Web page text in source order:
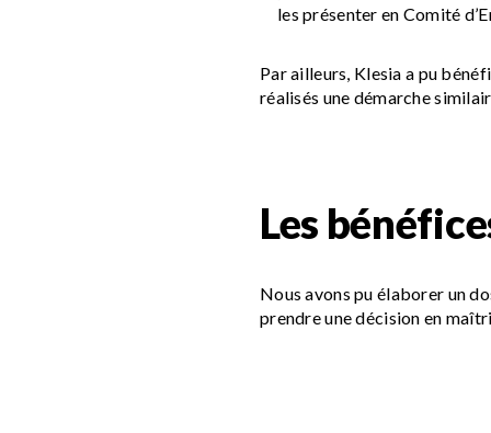
les présenter en Comité
Par ailleurs, Klesia a pu
réalisés une démarche
Les
Nous avons pu élaborer un
prendre une décision en